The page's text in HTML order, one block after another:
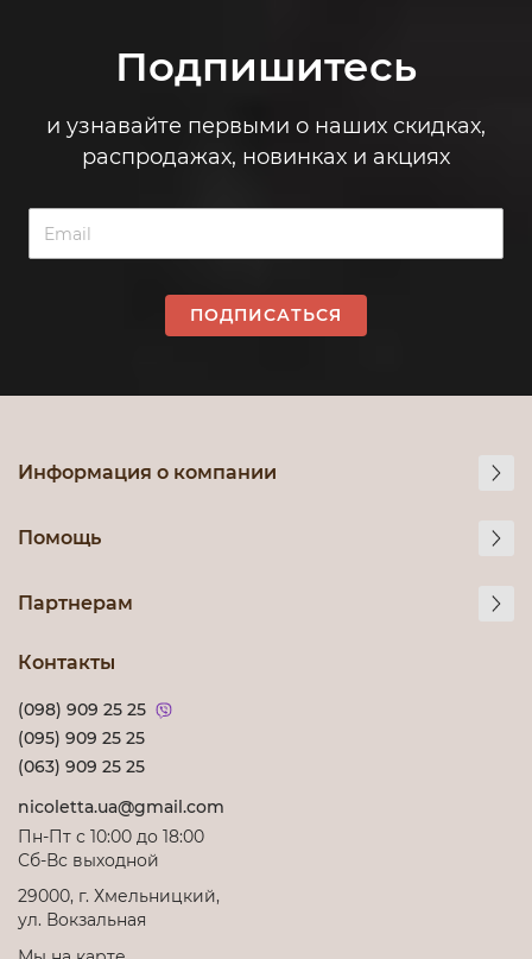
Подпишитесь
и узнавайте первыми о наших скидках,
распродажах, новинках и акциях
ПОДПИСАТЬСЯ
Информация о компании
Помощь
Партнерам
Контакты
(098) 909 25 25
(095) 909 25 25
(063) 909 25 25
nicoletta.ua@gmail.com
Пн-Пт с 10:00 до 18:00
Сб-Вс выходной
29000, г. Хмельницкий,
ул. Вокзальная